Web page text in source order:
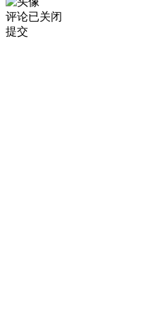
评论已关闭
提交